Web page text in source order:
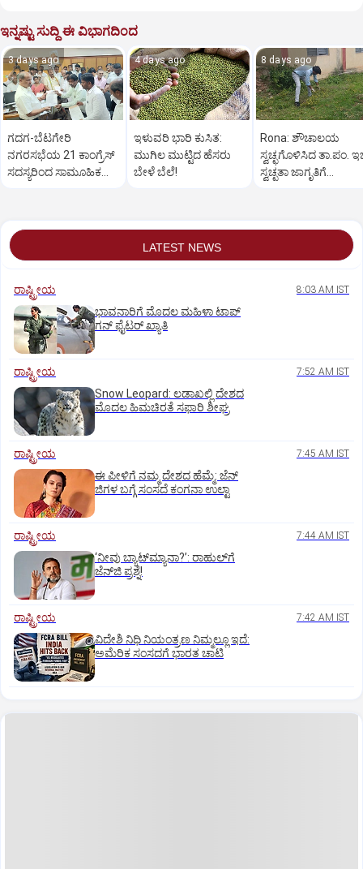
ಇನ್ನಷ್ಟು ಸುದ್ದಿ ಈ ವಿಭಾಗದಿಂದ
3 days ago
ಗದಗ-ಬೆಟಗೇರಿ
ನಗರಸಭೆಯ 21 ಕಾಂಗ್ರೆಸ್
ಸದಸ್ಯರಿಂದ ಸಾಮೂಹಿಕ
4 days ago
ಇಳುವರಿ ಭಾರಿ ಕುಸಿತ:
ಮುಗಿಲ ಮುಟ್ಟಿದ ಹೆಸರು
ಬೇಳೆ ಬೆಲೆ!
8 days ago
Rona: ಶೌಚಾಲಯ
ಸ್ವಚ್ಛಗೊಳಿಸಿದ ತಾ.ಪಂ.
ಸ್ವಚ್ಛತಾ ಜಾಗೃತಿಗೆ
LATEST NEWS
ರಾಷ್ಟ್ರೀಯ 8:03 AM IST
ಭಾವನಾರಿಗೆ ಮೊದಲ ಮಹಿಳಾ ಟಾಪ್‌
ಗನ್‌ ಫೈಟರ್‌ ಖ್ಯಾತಿ
ರಾಷ್ಟ್ರೀಯ 7:52 AM IST
Snow Leopard: ಲಡಾಖಲ್ಲಿ ದೇಶದ
ಮೊದಲ ಹಿಮಚಿರತೆ ಸಫಾರಿ ಶೀಘ್ರ
ರಾಷ್ಟ್ರೀಯ 7:45 AM IST
ಈ ಪೀಳಿಗೆ ನಮ್ಮ ದೇಶದ ಹೆಮ್ಮೆ: ಜೆನ್‌
ಜಿಗಳ ಬಗ್ಗೆ ಸಂಸದೆ ಕಂಗನಾ ಉಲ್ಟಾ
ರಾಷ್ಟ್ರೀಯ 7:44 AM IST
‘ನೀವು ಬ್ಯಾಟ್‌ಮ್ಯಾನಾ?’: ರಾಹುಲ್‌ಗೆ
ಜೆನ್‌ಜಿ ಪ್ರಶ್ನೆ!
ರಾಷ್ಟ್ರೀಯ 7:42 AM IST
ವಿದೇಶಿ ನಿಧಿ ನಿಯಂತ್ರಣ ನಿಮ್ಮಲ್ಲೂ ಇದೆ:
ಅಮೆರಿಕ ಸಂಸದಗೆ ಭಾರತ ಚಾಟಿ